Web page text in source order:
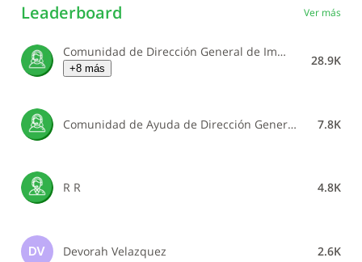
Leaderboard Ver más
Comunidad de Dirección General de Impuestos Internos
+8 más
28.9K
Comunidad de Ayuda de Dirección General de Impuestos Internos 7.8K
R R 4.8K
DV Devorah Velazquez 2.6K